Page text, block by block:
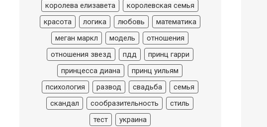
королева елизавета
королевская семья
красота
логика любовь
математика
меган маркл
модель
отношения
отношения звезд
пдд
принц гарри
принцесса диана
принц уильям
психология
развод свадьба
семья
скандал
сообразительность
стиль
тест
украина